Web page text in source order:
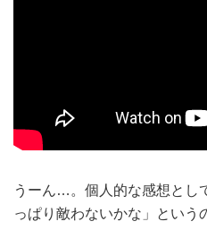
うーん…。個人的な感想とし
っぱり敵わないかな」という